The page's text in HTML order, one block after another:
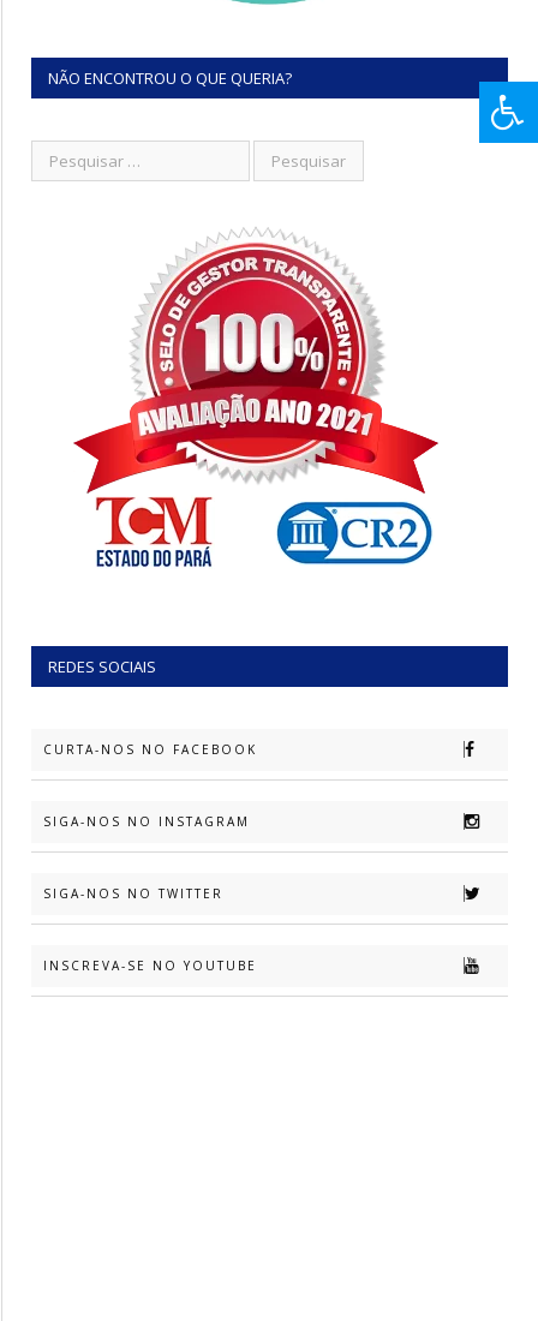
NÃO ENCONTROU O QUE QUERIA?
REDES SOCIAIS
CURTA-NOS NO FACEBOOK
SIGA-NOS NO INSTAGRAM
SIGA-NOS NO TWITTER
INSCREVA-SE NO YOUTUBE